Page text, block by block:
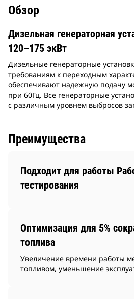
Обзор
Дизельная генераторная
120–175 экВт
Дизельные генераторные
требованиям к переходным
обеспечивают надежную подачу
при 60Гц. Все генераторные
с различным уровнем выбросов
Преимущества
Подходит для работы
тестирования
Оптимизация для 5%
топлива
Увеличение времени работы
топливом, уменьшение